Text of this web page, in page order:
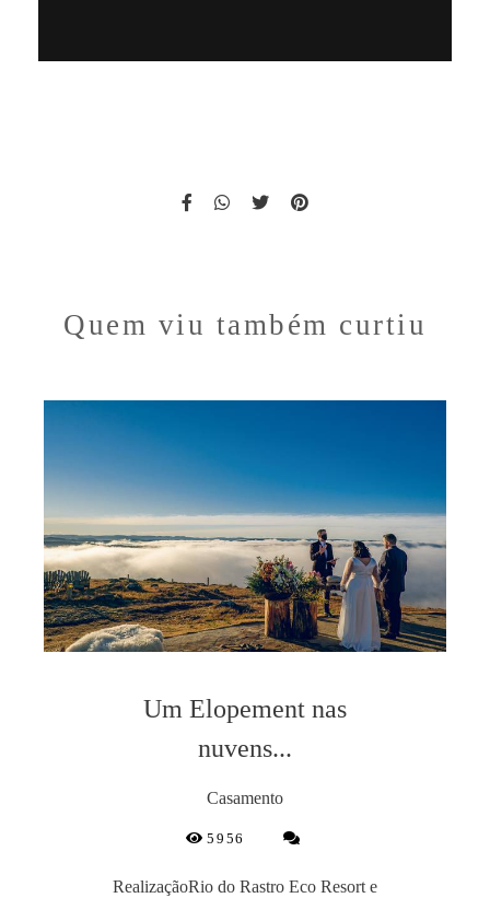
Quem viu também curtiu
Um Elopement nas
nuvens...
Casamento
5956
RealizaçãoRio do Rastro Eco Resort e